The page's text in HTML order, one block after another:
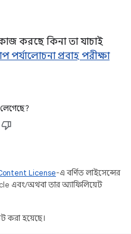
করছে কিনা তা যাচাই
প্রবাহ পরীক্ষা
License-এ বর্ণিত লাইসেন্সের
এবং/অথবা তার অ্যাফিলিয়েট
হয়েছে।